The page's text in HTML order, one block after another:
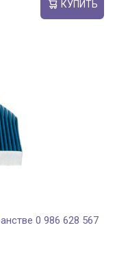
КУПИТЬ
0 986 628 567